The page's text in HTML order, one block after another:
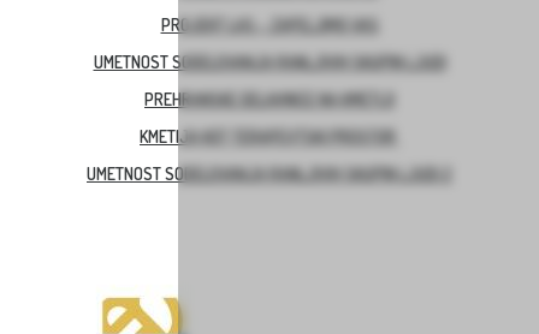
PROJEKT LAS – ZAPELJIMO VAS
UMETNOST SODELOVANJA RANLJIVIH SKUPIN LJUDI
PREHRANSKE DELAVNICE NA KMETIJI
KMETIJA KOT TERAPEVTSKI PROSTOR
UMETNOST SODELOVANJA RANLJIVIH SKUPIN LJUDI 2